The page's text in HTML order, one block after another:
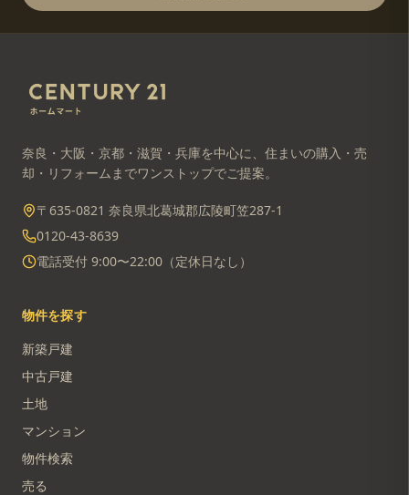
奈良・大阪・京都・滋賀・兵庫を中心に、住まいの購入・売
却・リフォームまでワンストップでご提案。
〒635-0821 奈良県北葛城郡広陵町笠287-1
0120-43-8639
電話受付 9:00〜22:00（定休日なし）
物件を探す
新築戸建
中古戸建
土地
マンション
物件検索
売る